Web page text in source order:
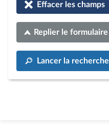
Effacer les champs
Replier le formulaire
Lancer la recherche